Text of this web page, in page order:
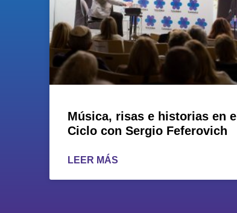
Música, risas e historias en el
Ciclo con Sergio Feferovich
LEER MÁS